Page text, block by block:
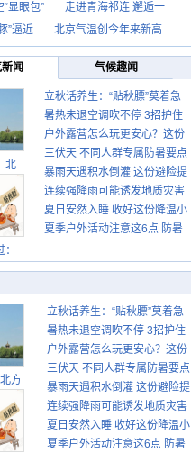
显眼包”
走进青海祁连 邂逅一
”逼近
北京气温创今年来新高
闻 气候趣闻
北
立秋话养生：“贴秋膘”莫着急
先清暑再防燥
暑热未退空调吹不停 3招护住
肩颈不酸痛
户外露营怎么玩更安心？这份
攻略请收好
三伏天 不同人群专属防暑要点
请收好
暴雨天遇积水倒灌 这份避险提
示请收好
连续强降雨可能诱发地质灾害
这些前兆要知道
夏日安然入睡 收好这份降温小
贴士
夏季户外活动注意这6点 防暑
方
暑
立秋话养生：“贴秋膘”莫着急
先清暑再防燥
暑热未退空调吹不停 3招护住
肩颈不酸痛
户外露营怎么玩更安心？这份
攻略请收好
三伏天 不同人群专属防暑要点
请收好
暴雨天遇积水倒灌 这份避险提
示请收好
连续强降雨可能诱发地质灾害
这些前兆要知道
夏日安然入睡 收好这份降温小
贴士
夏季户外活动注意这6点 防暑